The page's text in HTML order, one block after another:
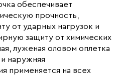
Промышленный обогрев
саморегулирующийся
обеспечивает
прочность,
от ударных нагрузок и
защиту от химических
луженая оловом оплетка
наружняя
применяется на всех